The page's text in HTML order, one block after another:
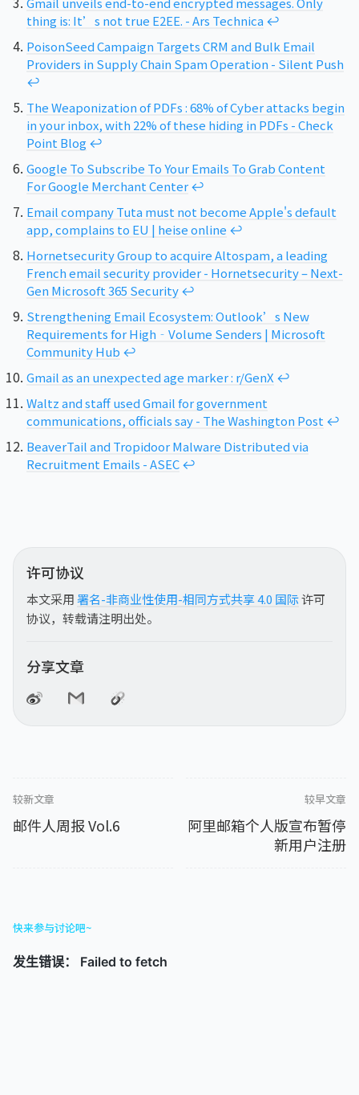
thing is: It’s not true E2EE. - Ars Technica ↩︎
PoisonSeed Campaign Targets CRM and Bulk Email
Providers in Supply Chain Spam Operation - Silent Push
↩︎
The Weaponization of PDFs : 68% of Cyber attacks begin
in your inbox, with 22% of these hiding in PDFs - Check
Point Blog ↩︎
Google To Subscribe To Your Emails To Grab Content
For Google Merchant Center↩︎
Email company Tuta must not become Apple's default
app, complains to EU | heise online ↩︎
Hornetsecurity Group to acquire Altospam, a leading
French email security provider - Hornetsecurity – Next-
Gen Microsoft 365 Security↩︎
Strengthening Email Ecosystem: Outlook’s New
Requirements for High‐Volume Senders | Microsoft
Community Hub ↩︎
Gmail as an unexpected age marker : r/GenX ↩︎
Waltz and staff used Gmail for government
communications, officials say - The Washington Post ↩︎
BeaverTail and Tropidoor Malware Distributed via
Recruitment Emails - ASEC↩︎
许可协议
本文采用署名-非商业性使用-相同方式共享 4.0 国际许可
协议，转载请注明出处。
分享文章
较新文章
邮件人周报 Vol.6
较早文章
阿里邮箱个人版宣布暂停
新用户注册
快来参与讨论吧~